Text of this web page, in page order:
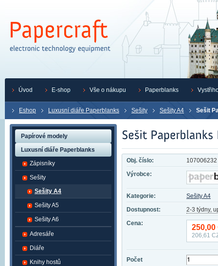
Eshop Luxusní diáře Paperblanks Sešity Sešity A4 Sešit
Obj. číslo:
107006232
Výrobce:
Kategorie:
Sešity A4
Dostupnost:
2-3 týdny,
Cena:
250,00
206,61
Počet
Papírové modely
Luxusní diáře Paperblanks
Zápisníky
Sešity
Sešity A4
Sešity A5
Sešity A6
Adresáře
Diáře
Knihy hostů
Úvod E-shop Vše o nákupu Paperblanks